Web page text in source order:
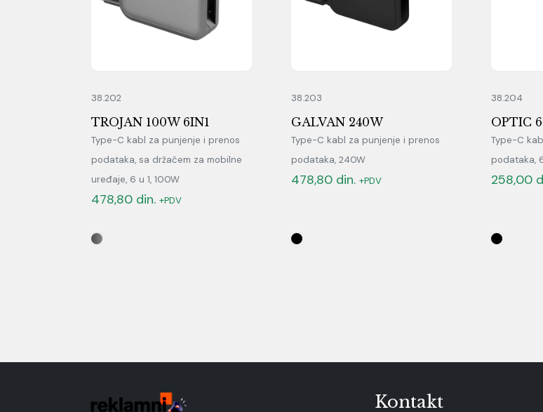
38.202
TROJAN 100W 6IN1
Type-C kabl za punjenje i prenos
podataka, sa držačem za mobilne
uređaje, 6 u 1, 100W
478,80 din. +PDV
38.203
GALVAN 240W
Type-C kabl za punjenje i prenos
podataka, 240W
478,80 din. +PDV
38.204
OPTIC
Type-C
podataka,
258,00
Kontakt